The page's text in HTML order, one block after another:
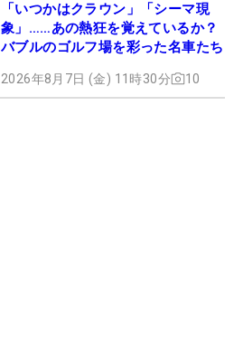
「いつかはクラウン」「シーマ現
象」……あの熱狂を覚えているか？
バブルのゴルフ場を彩った名車たち
2026年8月7日 (金) 11時30分 10